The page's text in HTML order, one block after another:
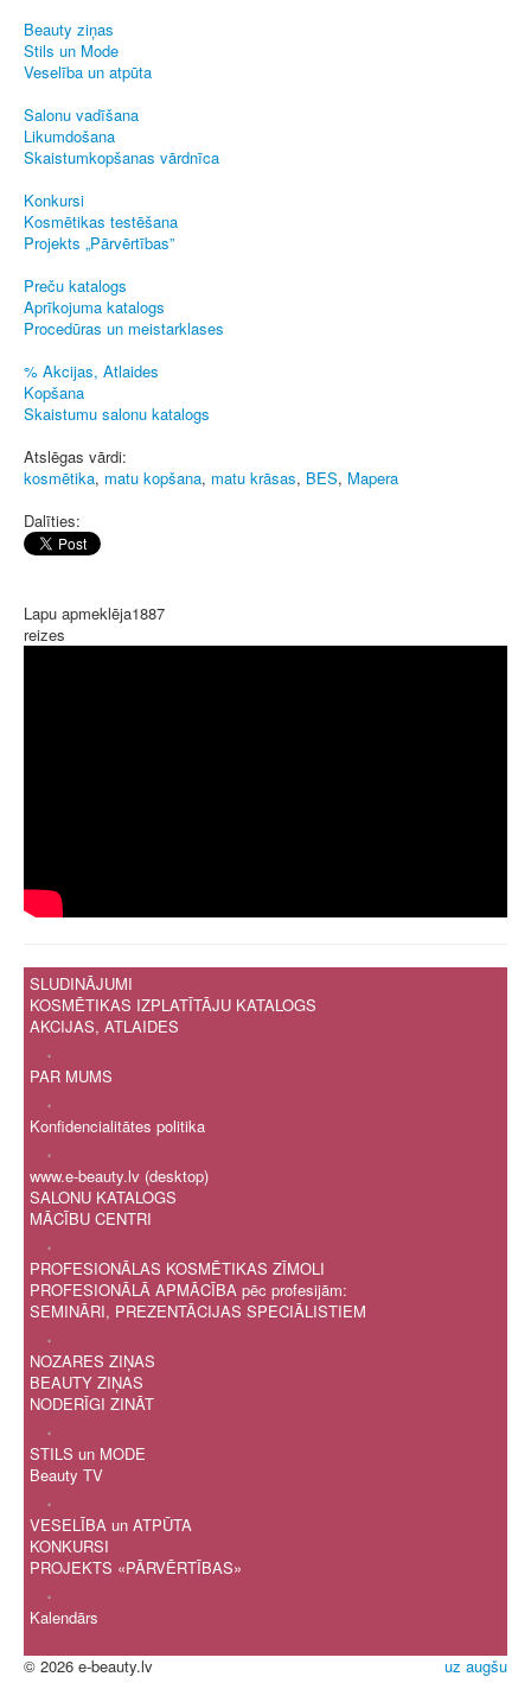
Beauty ziņas
Stils un Mode
Veselība un atpūta
Salonu vadīšana
Likumdošana
Skaistumkopšanas vārdnīca
Konkursi
Kosmētikas testēšana
Projekts „Pārvērtības”
Preču katalogs
Aprīkojuma katalogs
Procedūras un meistarklases
% Akcijas, Atlaides
Kopšana
Skaistumu salonu katalogs
Atslēgas vārdi:
kosmētika, matu kopšana, matu krāsas, BES, Mapera
Dalīties:
Lapu apmeklēja1887
reizes
SLUDINĀJUMI
KOSMĒTIKAS IZPLATĪTĀJU KATALOGS
AKCIJAS, ATLAIDES
.
PAR MUMS
.
Konfidencialitātes politika
.
www.e-beauty.lv (desktop)
SALONU KATALOGS
MĀCĪBU CENTRI
.
PROFESIONĀLAS KOSMĒTIKAS ZĪMOLI
PROFESIONĀLĀ APMĀCĪBA pēc profesijām:
SEMINĀRI, PREZENTĀCIJAS SPECIĀLISTIEM
.
NOZARES ZIŅAS
BEAUTY ZIŅAS
NODERĪGI ZINĀT
.
STILS un MODE
Beauty TV
.
VESELĪBA un ATPŪTA
KONKURSI
PROJEKTS «PĀRVĒRTĪBAS»
.
Kalendārs
uz augšu
© 2026 e-beauty.lv